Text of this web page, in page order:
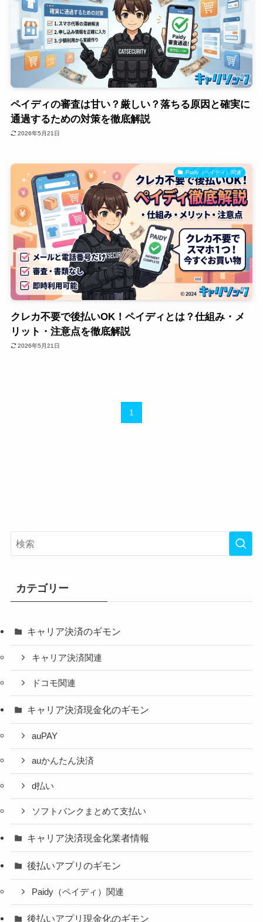
ペイディの審査は甘い？厳しい？落ちる原因と確実に
通過するための対策を徹底解説
2026年5月21日
Paidy（ペイディ）関連
クレカ不要で後払いOK！ペイディとは？仕組み・メ
リット・注意点を徹底解説
2026年5月21日
1
カテゴリー
キャリア決済のギモン
キャリア決済関連
ドコモ関連
キャリア決済現金化のギモン
auPAY
auかんたん決済
d払い
ソフトバンクまとめて支払い
キャリア決済現金化業者情報
後払いアプリのギモン
Paidy（ペイディ）関連
後払いアプリ現金化のギモン